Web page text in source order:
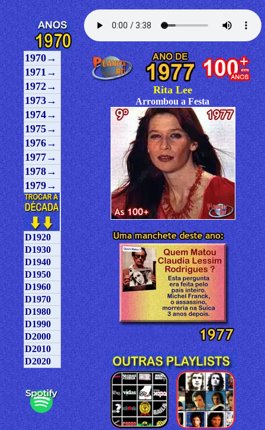
1970→
1971→
1972→
1973→
1974→
1975→
1976→
1977→
1978→
1979→
D1920
D1930
D1940
D1950
D1960
D1970
D1980
D1990
D2000
D2010
D2020
Rita Lee
Arrombou a Festa